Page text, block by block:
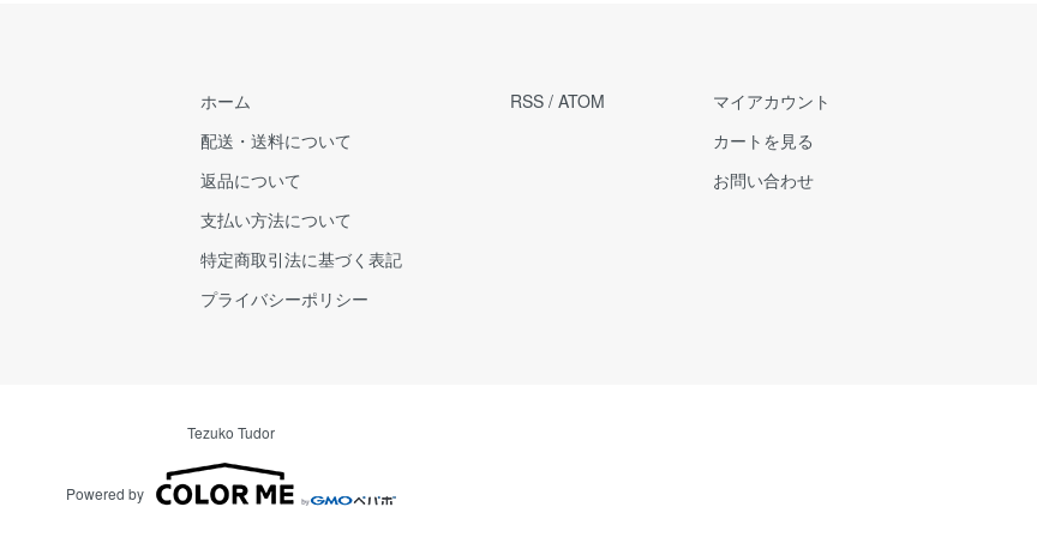
ホーム
配送・送料について
返品について
支払い方法について
特定商取引法に基づく表記
プライバシーポリシー
RSS / ATOM
マイアカウント
カートを見る
お問い合わせ
Tezuko Tudor
Powered by